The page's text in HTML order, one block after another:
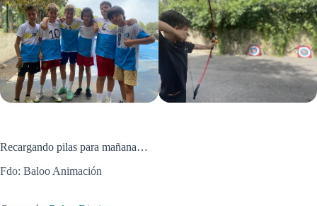
Recargando pilas para mañana…
Fdo: Baloo Animación